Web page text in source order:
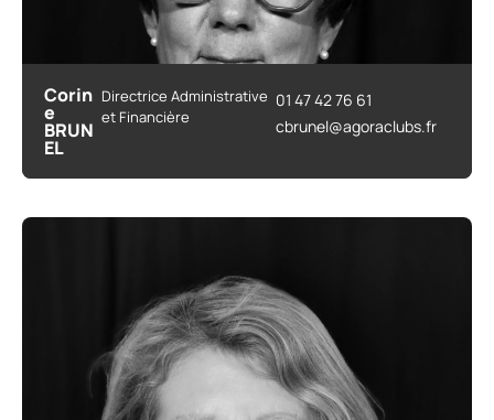
Corin
e
BRUN
EL
Directrice Administrative
et Financière
01 47 42 76 61
cbrunel@agoraclubs.fr